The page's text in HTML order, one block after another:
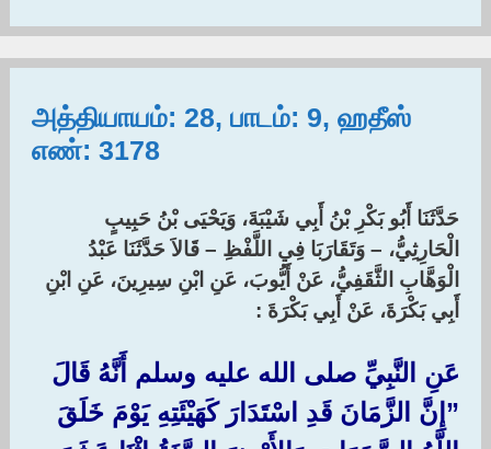
அத்தியாயம்: 28, பாடம்: 9, ஹதீஸ்
எண்: 3178
حَدَّثَنَا أَبُو بَكْرِ بْنُ أَبِي شَيْبَةَ، وَيَحْيَى بْنُ حَبِيبٍ
الْحَارِثِيُّ، – وَتَقَارَبَا فِي اللَّفْظِ – قَالاَ حَدَّثَنَا عَبْدُ
الْوَهَّابِ الثَّقَفِيُّ، عَنْ أَيُّوبَ، عَنِ ابْنِ سِيرِينَ، عَنِ ابْنِ
أَبِي بَكْرَةَ، عَنْ أَبِي بَكْرَةَ :‏
عَنِ النَّبِيِّ صلى الله عليه وسلم أَنَّهُ قَالَ
‏”‏إِنَّ الزَّمَانَ قَدِ اسْتَدَارَ كَهَيْئَتِهِ يَوْمَ خَلَقَ